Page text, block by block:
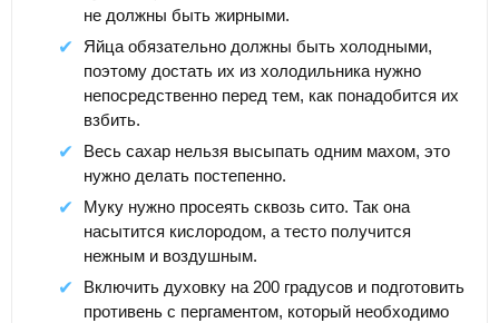
не должны быть жирными.
Яйца обязательно должны быть холодными,
поэтому достать их из холодильника нужно
непосредственно перед тем, как понадобится их
взбить.
Весь сахар нельзя высыпать одним махом, это
нужно делать постепенно.
Муку нужно просеять сквозь сито. Так она
насытится кислородом, а тесто получится
нежным и воздушным.
Включить духовку на 200 градусов и подготовить
противень с пергаментом, который необходимо